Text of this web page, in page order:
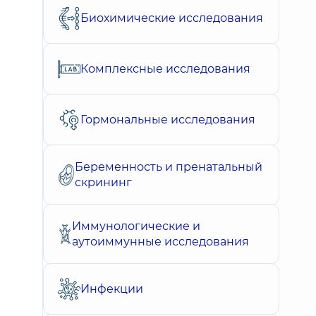
Биохимические исследования
Комплексные исследования
Гормональные исследования
Беременность и пренатальный
скрининг
Иммунологические и
аутоиммунные исследования
Инфекции